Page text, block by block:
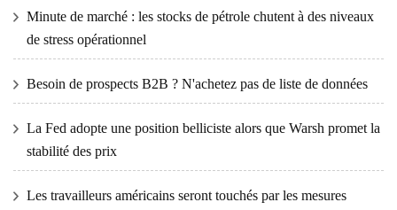
Minute de marché : les stocks de pétrole chutent à des niveaux
de stress opérationnel
Besoin de prospects B2B ? N'achetez pas de liste de données
La Fed adopte une position belliciste alors que Warsh promet la
stabilité des prix
Les travailleurs américains seront touchés par les mesures